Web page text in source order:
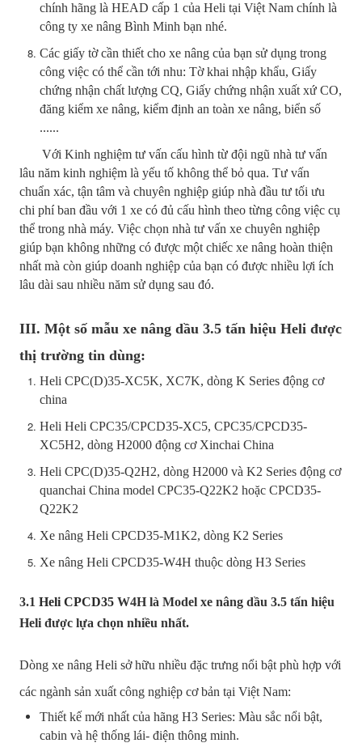
chính hãng là HEAD cấp 1 của Heli tại Việt Nam chính là
công ty xe nâng Bình Minh bạn nhé.
Các giấy tờ cần thiết cho xe nâng của bạn sử dụng trong
công việc có thể cần tới nhu: Tờ khai nhập khẩu, Giấy
chứng nhận chất lượng CQ, Giấy chứng nhận xuất xứ CO,
đăng kiểm xe nâng, kiểm định an toàn xe nâng, biển số
......
Với Kinh nghiệm tư vấn cấu hình từ đội ngũ nhà tư vấn
lâu năm kinh nghiệm là yếu tố không thể bỏ qua. Tư vấn
chuẩn xác, tận tâm và chuyên nghiệp giúp nhà đầu tư tối ưu
chi phí ban đầu với 1 xe có đủ cấu hình theo từng công việc cụ
thể trong nhà máy. Việc chọn nhà tư vấn xe chuyên nghiệp
giúp bạn không những có được một chiếc xe nâng hoàn thiện
nhất mà còn giúp doanh nghiệp của bạn có được nhiều lợi ích
lâu dài sau nhiều năm sử dụng sau đó.
III. Một số mẫu xe nâng dầu 3.5 tấn hiệu Heli được
thị trường tin dùng:
Heli CPC(D)35-XC5K, XC7K, dòng K Series động cơ
china
Heli Heli CPC35/CPCD35-XC5, CPC35/CPCD35-
XC5H2, dòng H2000 động cơ Xinchai China
Heli CPC(D)35-Q2H2, dòng H2000 và K2 Series động cơ
quanchai China model CPC35-Q22K2 hoặc CPCD35-
Q22K2
Xe nâng Heli CPCD35-M1K2, dòng K2 Series
Xe nâng Heli CPCD35-W4H thuộc dòng H3 Series
3.1 Heli CPCD35 W4H là Model xe nâng dầu 3.5 tấn hiệu
Heli được lựa chọn nhiều nhất.
Dòng xe nâng Heli sở hữu nhiều đặc trưng nổi bật phù hợp với
các ngành sản xuất công nghiệp cơ bản tại Việt Nam:
Thiết kế mới nhất của hãng H3 Series: Màu sắc nổi bật,
cabin và hệ thống lái- điện thông minh.